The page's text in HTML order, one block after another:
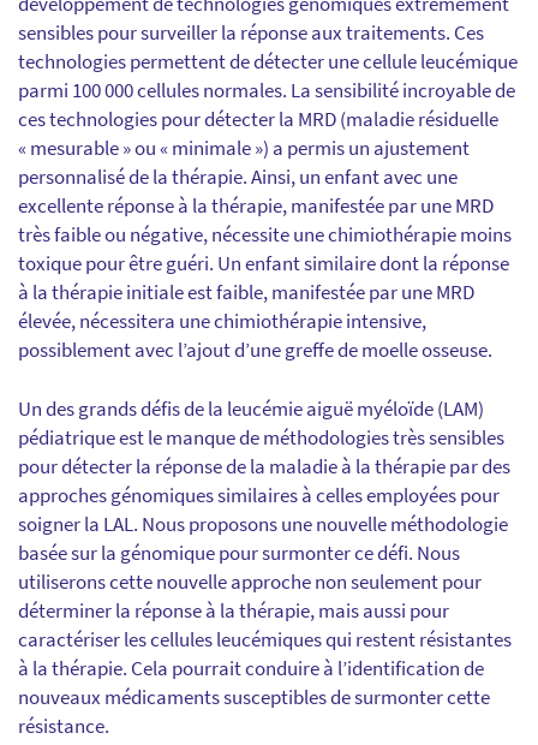
sensibles pour surveiller la réponse aux traitements. Ces
technologies permettent de détecter une cellule leucémique
parmi 100 000 cellules normales. La sensibilité incroyable de
ces technologies pour détecter la MRD (maladie résiduelle
« mesurable » ou « minimale ») a permis un ajustement
personnalisé de la thérapie. Ainsi, un enfant avec une
excellente réponse à la thérapie, manifestée par une MRD
très faible ou négative, nécessite une chimiothérapie moins
toxique pour être guéri. Un enfant similaire dont la réponse
à la thérapie initiale est faible, manifestée par une MRD
élevée, nécessitera une chimiothérapie intensive,
possiblement avec l’ajout d’une greffe de moelle osseuse.
Un des grands défis de la leucémie aiguë myéloïde (LAM)
pédiatrique est le manque de méthodologies très sensibles
pour détecter la réponse de la maladie à la thérapie par des
approches génomiques similaires à celles employées pour
soigner la LAL. Nous proposons une nouvelle méthodologie
basée sur la génomique pour surmonter ce défi. Nous
utiliserons cette nouvelle approche non seulement pour
déterminer la réponse à la thérapie, mais aussi pour
caractériser les cellules leucémiques qui restent résistantes
à la thérapie. Cela pourrait conduire à l’identification de
nouveaux médicaments susceptibles de surmonter cette
résistance.